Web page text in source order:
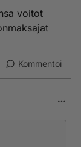
voitot
Kommentoi